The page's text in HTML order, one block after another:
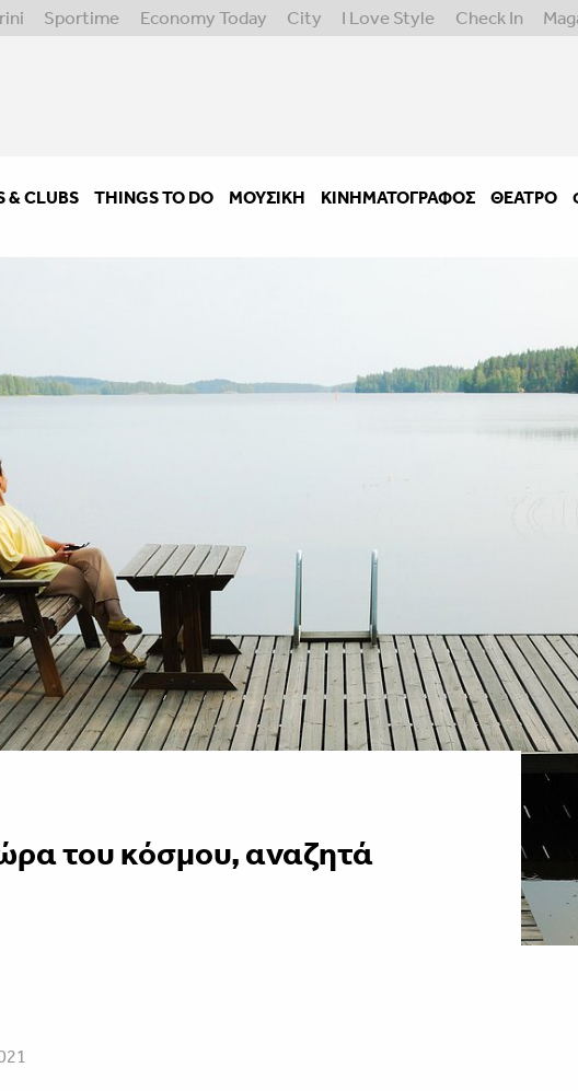
Sportime Economy Today City I Love Style Check In
& CLUBS THINGS TO DO ΜΟΥΣΙΚΉ ΚΙΝΗΜΑΤΟΓΡΆΦΟΣ ΘΈΑΤΡΟ
του κόσμου, αναζητά